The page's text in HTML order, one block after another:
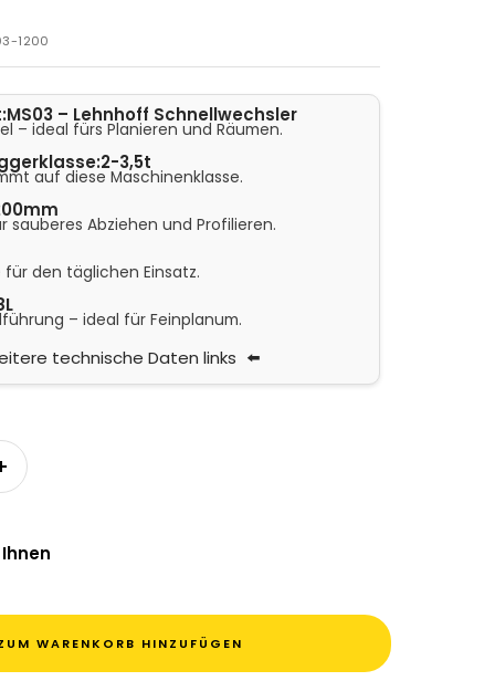
1200
MS03 – Lehnhoff Schnellwechsler
– ideal fürs Planieren und Räumen.
2-3,5t
auf diese Maschinenklasse.
sauberes Abziehen und Profilieren.
für den täglichen Einsatz.
– ideal für Feinplanum.
technische Daten links
Menge erhöhen
WARENKORB HINZUFÜGEN